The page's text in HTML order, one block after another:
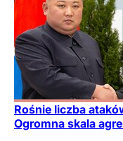
Rośnie liczba
Ogromna skala